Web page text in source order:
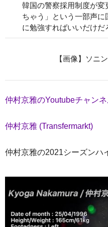
韓国の警察採用制度が変
ちゃう」という一部声
に勉強すればいいだけ
【画像】ソニ
仲村京雅のYoutubeチャン
仲村京雅 (Transfermarkt)
仲村京雅の2021シーズンハ